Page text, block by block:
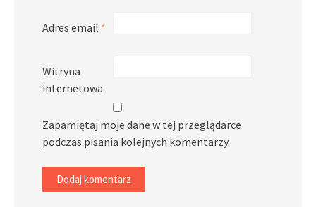
Adres email *
Witryna
internetowa
Zapamiętaj moje dane w tej przeglądarce
podczas pisania kolejnych komentarzy.